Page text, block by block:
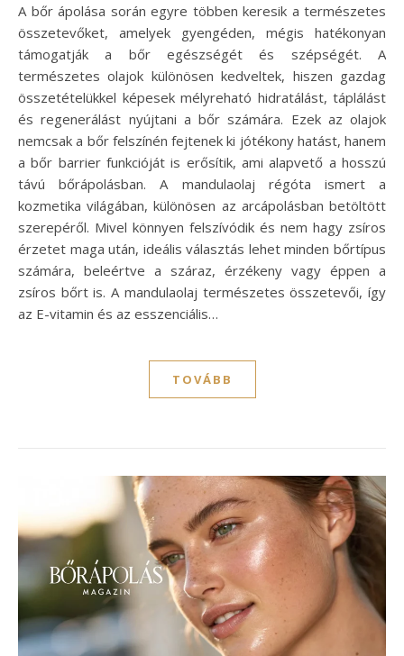
A bőr ápolása során egyre többen keresik a természetes
összetevőket, amelyek gyengéden, mégis hatékonyan
támogatják a bőr egészségét és szépségét. A
természetes olajok különösen kedveltek, hiszen gazdag
összetételükkel képesek mélyreható hidratálást, táplálást
és regenerálást nyújtani a bőr számára. Ezek az olajok
nemcsak a bőr felszínén fejtenek ki jótékony hatást, hanem
a bőr barrier funkcióját is erősítik, ami alapvető a hosszú
távú bőrápolásban. A mandulaolaj régóta ismert a
kozmetika világában, különösen az arcápolásban betöltött
szerepéről. Mivel könnyen felszívódik és nem hagy zsíros
érzetet maga után, ideális választás lehet minden bőrtípus
számára, beleértve a száraz, érzékeny vagy éppen a
zsíros bőrt is. A mandulaolaj természetes összetevői, így
az E-vitamin és az esszenciális…
TOVÁBB